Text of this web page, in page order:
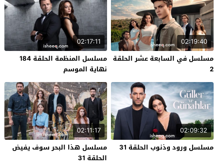
02:19:40
مسلسل في السابعة عشر الحلقة
2
02:17:11
مسلسل المنظمة الحلقة 184
نهاية الموسم
02:09:32
مسلسل ورود وذنوب الحلقة 31
02:11:17
مسلسل هذا البحر سوف يفيض
الحلقة 31